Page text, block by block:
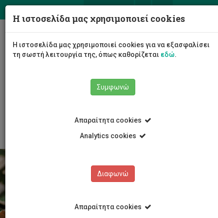
Διοίκηση
Διοικητικές Υπηρεσίες
Προσφερόμενες Υπηρεσίες
Η ιστοσελίδα μας χρησιμοποιεί cookies
Η ιστοσελίδα μας χρησιμοποιεί cookies για να εξασφαλίσει
τη σωστή λειτουργία της, όπως καθορίζεται εδώ.
Συμφωνώ
Απαραίτητα cookies
Analytics cookies
Διαφωνώ
Απαραίτητα cookies